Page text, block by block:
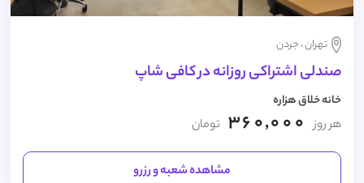
تهران ، جردن
صندلی اشتراکی روزانه در کافی شاپ
خانه خلاق هزاره
هر روز 360,000 تومان
مشاهده شعبه و رزرو